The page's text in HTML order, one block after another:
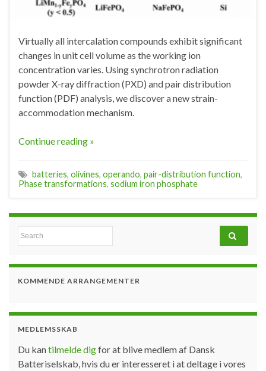
Virtually all intercalation compounds exhibit significant
changes in unit cell volume as the working ion
concentration varies. Using synchrotron radiation
powder X-ray diffraction (PXD) and pair distribution
function (PDF) analysis, we discover a new strain-
accommodation mechanism.
Continue reading »
batteries, olivines, operando, pair-distribution function,
Phase transformations, sodium iron phosphate
Search for:
KOMMENDE ARRANGEMENTER
MEDLEMSSKAB
Du kantilmelde digfor at blive medlem af Dansk
Batteriselskab, hvis du er interesseret i at deltage i vores